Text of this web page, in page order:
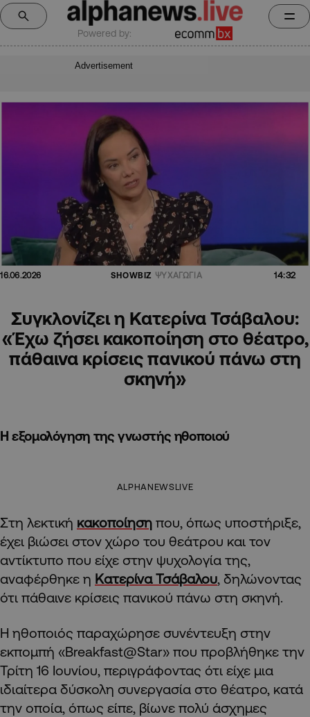
Powered by:
Advertisement
16.06.2026 SHOWBIZ ΨΥΧΑΓΩΓΙΑ 14:32
Συγκλονίζει η Κατερίνα Τσάβαλου:
«Έχω ζήσει κακοποίηση στο θέατρο,
πάθαινα κρίσεις πανικού πάνω στη
σκηνή»
Η εξομολόγηση της γνωστής ηθοποιού
ALPHANEWSLIVE
Στη λεκτική κακοποίηση που, όπως υποστήριξε,
έχει βιώσει στον χώρο του θεάτρου και τον
αντίκτυπο που είχε στην ψυχολογία της,
αναφέρθηκε η Κατερίνα Τσάβαλου , δηλώνοντας
ότι πάθαινε κρίσεις πανικού πάνω στη σκηνή.
Η ηθοποιός παραχώρησε συνέντευξη στην
εκπομπή «Breakfast@Star» που προβλήθηκε την
Τρίτη 16 Ιουνίου, περιγράφοντας ότι είχε μια
ιδιαίτερα δύσκολη συνεργασία στο θέατρο, κατά
την οποία, όπως είπε, βίωνε πολύ άσχημες